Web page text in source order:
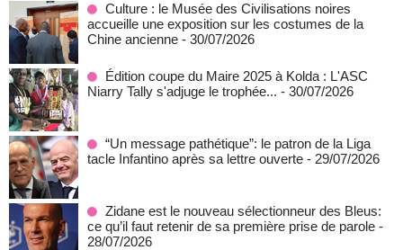
Culture : le Musée des Civilisations noires
accueille une exposition sur les costumes de la
Chine ancienne - 30/07/2026
Édition coupe du Maire 2025 à Kolda : L'ASC
Niarry Tally s'adjuge le trophée... - 30/07/2026
“Un message pathétique”: le patron de la Liga
tacle Infantino après sa lettre ouverte - 29/07/2026
Zidane est le nouveau sélectionneur des Bleus:
ce qu’il faut retenir de sa première prise de parole -
28/07/2026